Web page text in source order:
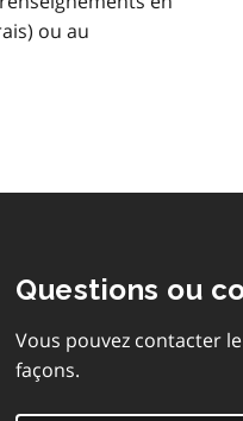
ou au
Questions ou
Vous pouvez contacter
façons.